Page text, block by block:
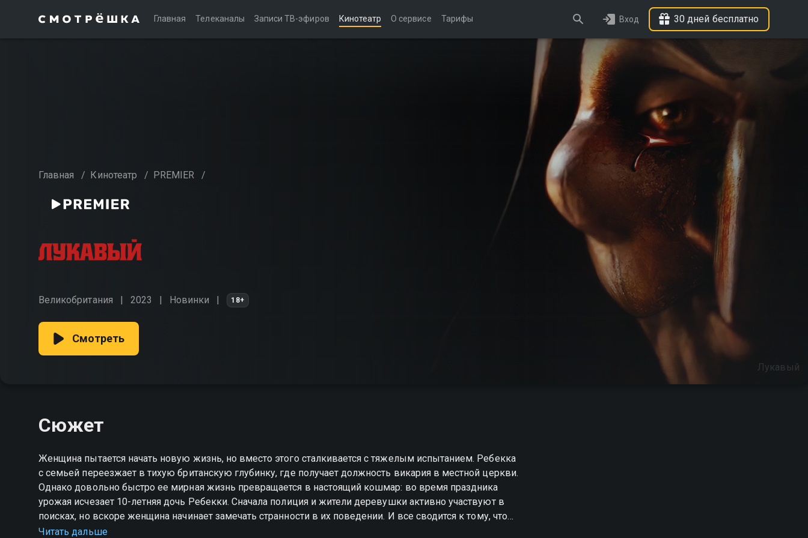
Главная Телеканалы Записи ТВ-эфиров Кинотеатр О сервисе Тарифы Вход 30 дней бесплатно
Главная / Кинотеатр / PREMIER /
Великобритания 2023 Новинки 18+
Лукавый
Смотреть
Сюжет
Женщина пытается начать новую жизнь, но вместо этого сталкивается с тяжелым испытанием. Ребекка
с семьей переезжает в тихую британскую глубинку, где получает должность викария в местной церкви.
Однако довольно быстро ее мирная жизнь превращается в настоящий кошмар: во время праздника
урожая исчезает 10-летняя дочь Ребекки. Сначала полиция и жители деревушки активно участвуют в
поисках, но вскоре женщина начинает замечать странности в их поведении. И все сводится к тому, что
поддержка и сочувствие — просто прикрытие страшной правды.
Читать дальше